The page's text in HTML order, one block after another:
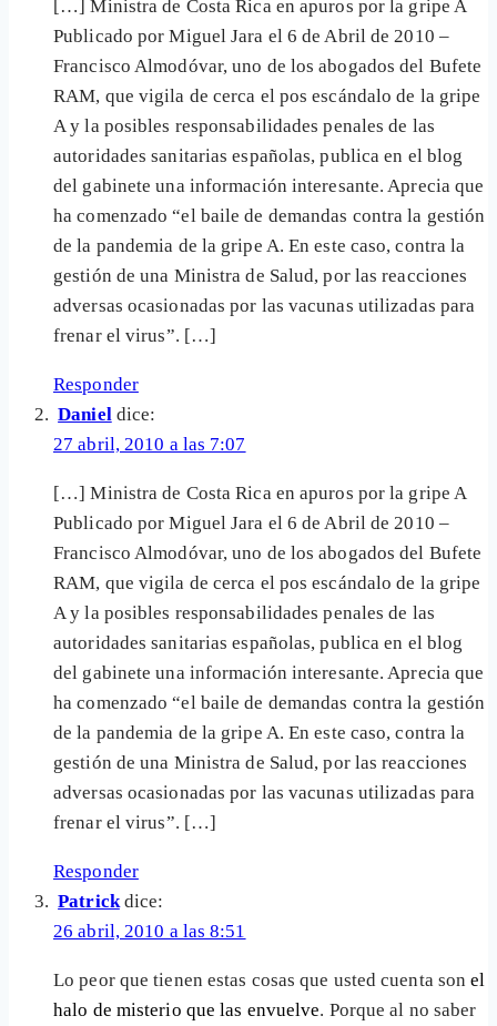
[…] Ministra de Costa Rica en apuros por la gripe A
Publicado por Miguel Jara el 6 de Abril de 2010 –
Francisco Almodóvar, uno de los abogados del Bufete
RAM, que vigila de cerca el pos escándalo de la gripe
A y la posibles responsabilidades penales de las
autoridades sanitarias españolas, publica en el blog
del gabinete una información interesante. Aprecia que
ha comenzado “el baile de demandas contra la gestión
de la pandemia de la gripe A. En este caso, contra la
gestión de una Ministra de Salud, por las reacciones
adversas ocasionadas por las vacunas utilizadas para
frenar el virus”. […]
Responder
Daniel dice:
27 abril, 2010 a las 7:07
[…] Ministra de Costa Rica en apuros por la gripe A
Publicado por Miguel Jara el 6 de Abril de 2010 –
Francisco Almodóvar, uno de los abogados del Bufete
RAM, que vigila de cerca el pos escándalo de la gripe
A y la posibles responsabilidades penales de las
autoridades sanitarias españolas, publica en el blog
del gabinete una información interesante. Aprecia que
ha comenzado “el baile de demandas contra la gestión
de la pandemia de la gripe A. En este caso, contra la
gestión de una Ministra de Salud, por las reacciones
adversas ocasionadas por las vacunas utilizadas para
frenar el virus”. […]
Responder
Patrick dice:
26 abril, 2010 a las 8:51
Lo peor que tienen estas cosas que usted cuenta sonel
halo de misterio que las envuelve. Porque al no saber